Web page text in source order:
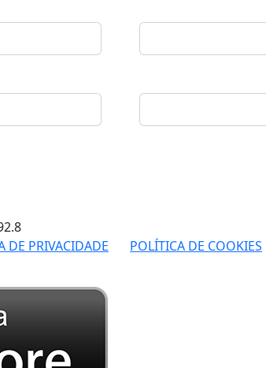
DE PRIVACIDADE POLÍTICA DE COOKIES